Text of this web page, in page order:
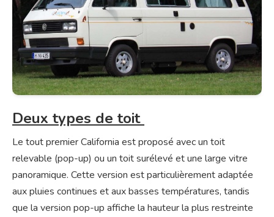
Deux types de toit
Le tout premier California est proposé avec un toit
relevable (pop-up) ou un toit surélevé et une large vitre
panoramique. Cette version est particulièrement adaptée
aux pluies continues et aux basses températures, tandis
que la version pop-up affiche la hauteur la plus restreinte